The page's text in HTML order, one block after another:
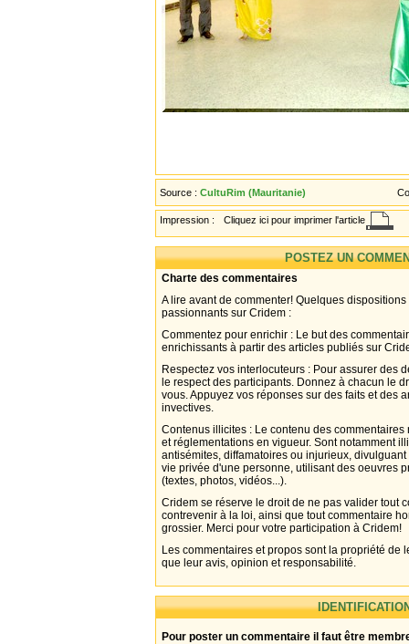
Source : CultuRim (Mauritanie)
Impression : Cliquez ici pour imprimer l'article
POSTEZ UN
Charte des commentaires
A lire avant de commenter! Quelques
passionnants sur Cridem :
Commentez pour enrichir : Le but des
enrichissants à partir des articles publiés sur
Respectez vos interlocuteurs : Pour assurer des
le respect des participants. Donnez à chacun le
vous. Appuyez vos réponses sur des faits et des
invectives.
Contenus illicites : Le contenu des
et réglementations en vigueur. Sont notamment
antisémites, diffamatoires ou injurieux,
vie privée d'une personne, utilisant des oeuvres
(textes, photos, vidéos...).
Cridem se réserve le droit de ne pas valider tout
contrevenir à la loi, ainsi que tout commentaire
grossier. Merci pour votre participation à Cridem!
Les commentaires et propos sont la propriété de
que leur avis, opinion et responsabilité.
Pour poster un commentaire il faut être